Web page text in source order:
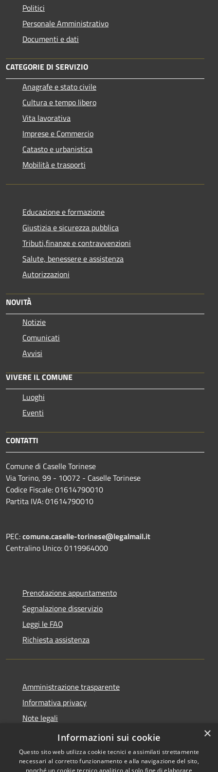
Politici
Personale Amministrativo
Documenti e dati
CATEGORIE DI SERVIZIO
Anagrafe e stato civile
Cultura e tempo libero
Vita lavorativa
Imprese e Commercio
Catasto e urbanistica
Mobilità e trasporti
Educazione e formazione
Giustizia e sicurezza pubblica
Tributi,finanze e contravvenzioni
Salute, benessere e assistenza
Autorizzazioni
NOVITÀ
Notizie
Comunicati
Avvisi
VIVERE IL COMUNE
Luoghi
Eventi
CONTATTI
Comune di Caselle Torinese
Via Torino, 99 - 10072 - Caselle Torinese
Codice Fiscale: 01614790010
Partita IVA: 01614790010
PEC:comune.caselle-torinese@legalmail.it
Centralino Unico: 0119964000
Prenotazione appuntamento
Segnalazione disservizio
Leggi le FAQ
Richiesta assistenza
Amministrazione trasparente
Informativa privacy
Note legali
dichiarazione di accessibilità
×
Informazioni sui cookie
Questo sito web utilizza cookie tecnici e assimilati strettamente
necessari al corretto funzionamento e alla navigazione del sito,
nonché un cookie tecnico analitico al solo fine di elaborare